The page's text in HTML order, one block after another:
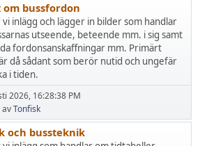
bussfordon
inlägg och lägger in bilder som handlar
utseende, beteende mm. i sig samt
fordonsanskaffningar mm. Primärt
då sådant som berör nutid och ungefär
i tiden.
2026, 16:28:38 PM
avTonfisk
och bussteknik